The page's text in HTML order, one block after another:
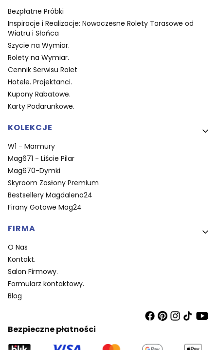
Bezpłatne Próbki
Inspiracje i Realizacje: Nowoczesne Rolety Tarasowe od
Wiatru i Słońca
Szycie na Wymiar.
Rolety na Wymiar.
Cennik Serwisu Rolet
Hotele. Projektanci.
Kupony Rabatowe.
Karty Podarunkowe.
KOLEKCJE
W1 - Marmury
Mag671 - Liście Pilar
Mag670-Dymki
Skyroom Zasłony Premium
Bestsellery Magdalena24
Firany Gotowe Mag24
FIRMA
O Nas
Kontakt.
Salon Firmowy.
Formularz kontaktowy.
Blog
Bezpieczne płatności